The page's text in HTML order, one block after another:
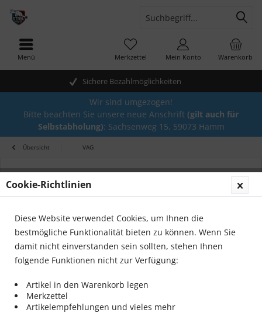
Sichere Bezahlmöglichkeiten
Warenkorb
Merkzettel Mein Konto
Menü
Wir sind umgezogen!
Bitte beachten Sie unsere neue Anschrift (gilt auch für
Selbstabholung): Sachsenweg 15, 59073 Hamm
Übersicht VAG
Cookie-Richtlinien
Diese Website verwendet Cookies, um Ihnen die
bestmögliche Funktionalität bieten zu können. Wenn Sie
damit nicht einverstanden sein sollten, stehen Ihnen
folgende Funktionen nicht zur Verfügung:
Artikel in den Warenkorb legen
Merkzettel
Artikelempfehlungen und vieles mehr